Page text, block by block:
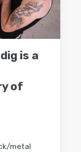
is a
of
metal